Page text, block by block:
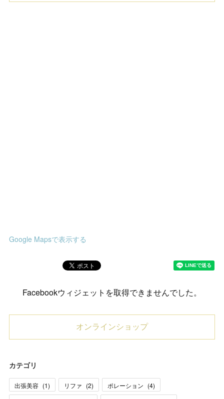
Google Mapsで表示する
Facebookウィジェットを取得できませんでした。
オンラインショップ
カテゴリ
出張美容 (1) リファ (2) ポレーション (4)